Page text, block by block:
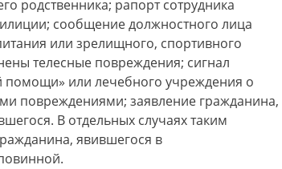
родственника; рапорт сотрудника
сообщение должностного лица
или зрелищного, спортивного
телесные повреждения; сигнал
помощи» или лечебного учреждения о
повреждениями; заявление гражданина,
В отдельных случаях таким
явившегося в